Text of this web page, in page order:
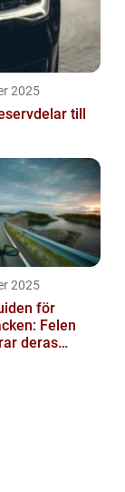
2025
till
2025
för
Felen
deras